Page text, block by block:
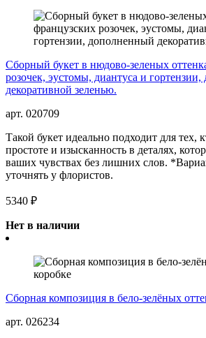
Сборный букет в нюдово-зеленых
розочек, эустомы, диантуса и
декоративной зеленью.
арт. 020709
Такой букет идеально подходит для тех,
простоте и изысканность в деталях,
ваших чувствах без лишних слов.
уточнять у флористов.
5340 ₽
Нет в наличии
Сборная композиция в бело-зелёных
арт. 026234